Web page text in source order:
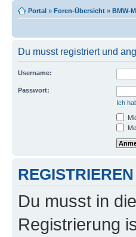
Portal » Foren-Übersicht » BMW-
Du musst registriert und
Username:
Passwort:
Ich
REGISTRIEREN
Du musst in
Registrierung